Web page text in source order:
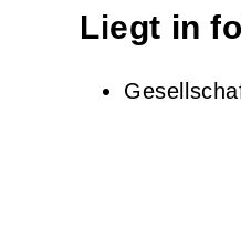
Liegt in